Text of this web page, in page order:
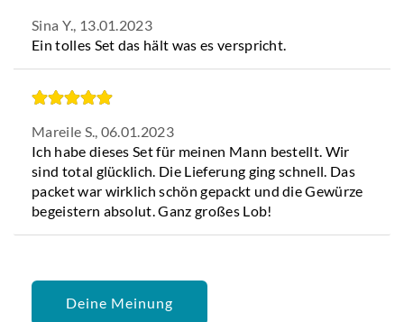
Sina Y., 13.01.2023
Ein tolles Set das hält was es verspricht.
Mareile S., 06.01.2023
Ich habe dieses Set für meinen Mann bestellt. Wir
sind total glücklich. Die Lieferung ging schnell. Das
packet war wirklich schön gepackt und die Gewürze
begeistern absolut. Ganz großes Lob!
Deine Meinung